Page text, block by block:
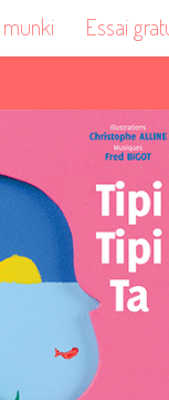
munki Essai